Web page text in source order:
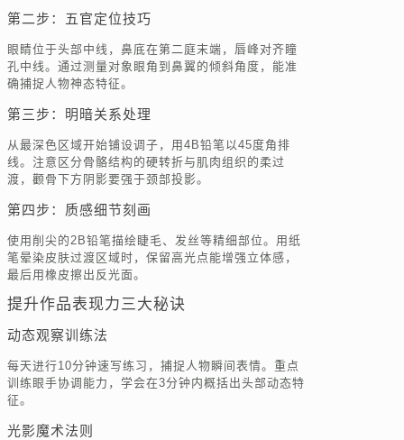
第二步：五官定位技巧
眼睛位于头部中线，鼻底在第二庭末端，唇峰对齐瞳
孔中线。通过测量对象眼角到鼻翼的倾斜角度，能准
确捕捉人物神态特征。
第三步：明暗关系处理
从最深色区域开始铺设调子，用4B铅笔以45度角排
线。注意区分骨骼结构的硬转折与肌肉组织的柔过
渡，颧骨下方阴影要强于颈部投影。
第四步：质感细节刻画
使用削尖的2B铅笔描绘睫毛、发丝等精细部位。用纸
笔晕染皮肤过渡区域时，保留高光点能增强立体感，
最后用橡皮擦出反光面。
提升作品表现力三大秘诀
动态观察训练法
每天进行10分钟速写练习，捕捉人物瞬间表情。重点
训练眼手协调能力，学会在3分钟内概括出头部动态特
征。
光影魔术法则